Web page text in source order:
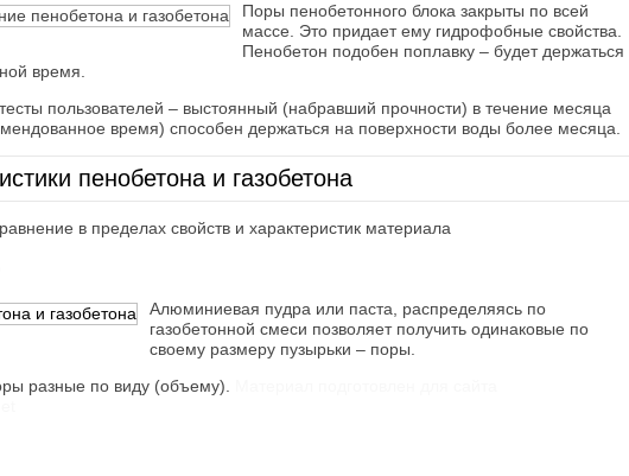
Поры пенобетонного блока закрыты по всей
массе. Это придает ему гидрофобные свойства.
Пенобетон подобен поплавку – будет держаться
время.
пользователей – выстоянный (набравший прочности) в течение месяца
время) способен держаться на поверхности воды более месяца.
пенобетона и газобетона
в пределах свойств и характеристик материала
Алюминиевая пудра или паста, распределяясь по
газобетонной смеси позволяет получить одинаковые по
своему размеру пузырьки – поры.
разные по виду (объему).